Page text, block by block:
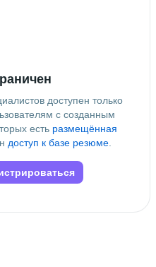
доступен только
с созданным
есть размещённая
доступ к базе резюме.